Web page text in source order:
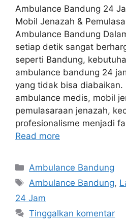
Ambulance Bandung 24
Mobil Jenazah &
Ambulance Bandung
setiap detik sangat
seperti Bandung,
ambulance bandung 24
yang tidak bisa diabaikan.
ambulance medis, mobil
pemulasaraan jenazah,
profesionalisme menjadi
Read more
Kategori
Ambulance Bandung
Tag
Ambulance Bandung,
24 Jam
Tinggalkan komentar